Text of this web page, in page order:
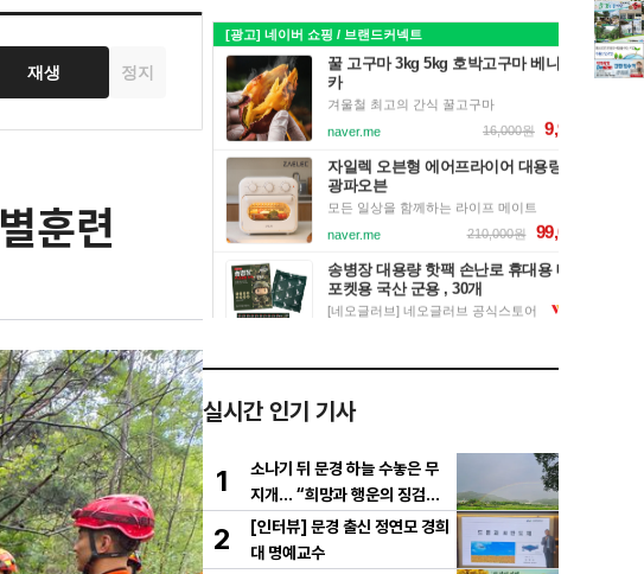
재생 정지
훈련
실시간 인기 기사
1
소나기 뒤 문경 하늘 수놓은 무
지개… “희망과 행운의 징검다
리”
2
[인터뷰] 문경 출신 정연모 경희
대 명예교수